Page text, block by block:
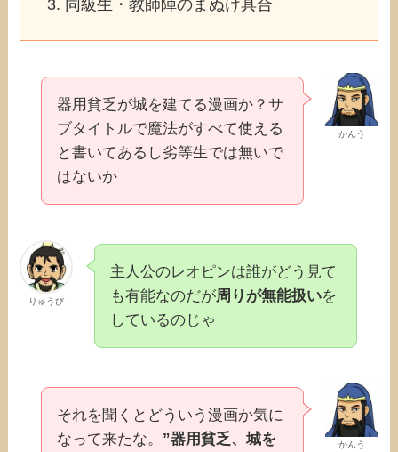
同級生・教師陣のまぬけ具合
かんう
器用貧乏が城を建てる漫画か？サ
ブタイトルで魔法がすべて使える
と書いてあるし劣等生では無いで
はないか
りゅうび
主人公のレオピンは誰がどう見て
も有能なのだが周りが無能扱いを
しているのじゃ
かんう
それを聞くとどういう漫画か気に
なって来たな。 ”器用貧乏、城を